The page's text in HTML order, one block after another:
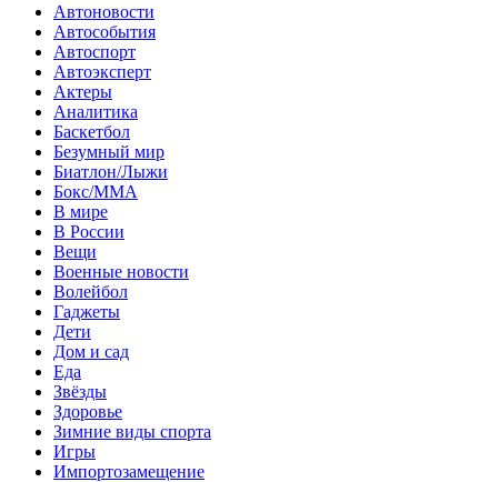
Автоновости
Автособытия
Автоспорт
Автоэксперт
Актеры
Аналитика
Баскетбол
Безумный мир
Биатлон/Лыжи
Бокс/MMA
В мире
В России
Вещи
Военные новости
Волейбол
Гаджеты
Дети
Дом и сад
Еда
Звёзды
Здоровье
Зимние виды спорта
Игры
Импортозамещение